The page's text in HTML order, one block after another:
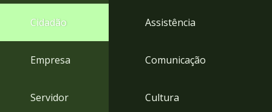
rodapé
Cidadão
Empresa
Servidor
Assistência
Comunicação
Cultura